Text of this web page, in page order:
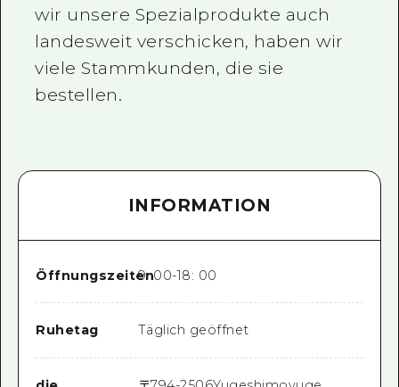
wir unsere Spezialprodukte auch
landesweit verschicken, haben wir
viele Stammkunden, die sie
bestellen.
INFORMATION
Öffnungszeiten9: 00-18: 00
Ruhetag Täglich geöffnet